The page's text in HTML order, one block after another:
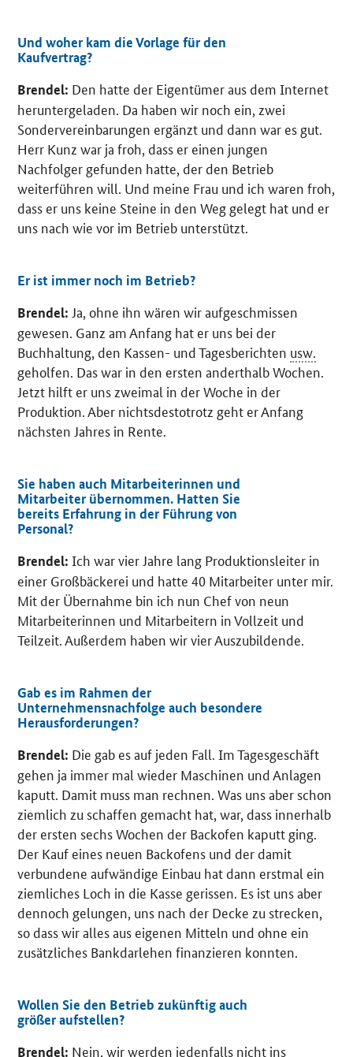
Und woher kam die Vorlage für den
Kaufvertrag?
Brendel: Den hatte der Eigentümer aus dem Internet
heruntergeladen. Da haben wir noch ein, zwei
Sondervereinbarungen ergänzt und dann war es gut.
Herr Kunz war ja froh, dass er einen jungen
Nachfolger gefunden hatte, der den Betrieb
weiterführen will. Und meine Frau und ich waren froh,
dass er uns keine Steine in den Weg gelegt hat und er
uns nach wie vor im Betrieb unterstützt.
Er ist immer noch im Betrieb?
Brendel: Ja, ohne ihn wären wir aufgeschmissen
gewesen. Ganz am Anfang hat er uns bei der
Buchhaltung, den Kassen- und Tagesberichten usw.
geholfen. Das war in den ersten anderthalb Wochen.
Jetzt hilft er uns zweimal in der Woche in der
Produktion. Aber nichtsdestotrotz geht er Anfang
nächsten Jahres in Rente.
Sie haben auch Mitarbeiterinnen und
Mitarbeiter übernommen. Hatten Sie
bereits Erfahrung in der Führung von
Personal?
Brendel: Ich war vier Jahre lang Produktionsleiter in
einer Großbäckerei und hatte 40 Mitarbeiter unter mir.
Mit der Übernahme bin ich nun Chef von neun
Mitarbeiterinnen und Mitarbeitern in Vollzeit und
Teilzeit. Außerdem haben wir vier Auszubildende.
Gab es im Rahmen der
Unternehmensnachfolge auch besondere
Herausforderungen?
Brendel: Die gab es auf jeden Fall. Im Tagesgeschäft
gehen ja immer mal wieder Maschinen und Anlagen
kaputt. Damit muss man rechnen. Was uns aber schon
ziemlich zu schaffen gemacht hat, war, dass innerhalb
der ersten sechs Wochen der Backofen kaputt ging.
Der Kauf eines neuen Backofens und der damit
verbundene aufwändige Einbau hat dann erstmal ein
ziemliches Loch in die Kasse gerissen. Es ist uns aber
dennoch gelungen, uns nach der Decke zu strecken,
so dass wir alles aus eigenen Mitteln und ohne ein
zusätzliches Bankdarlehen finanzieren konnten.
Wollen Sie den Betrieb zukünftig auch
größer aufstellen?
Brendel: Nein, wir werden jedenfalls nicht ins